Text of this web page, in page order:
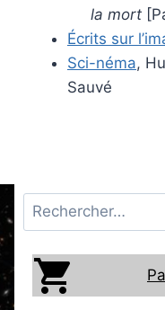
la mort
Écrits sur
Sci-néma,
Sauvé
Rechercher :